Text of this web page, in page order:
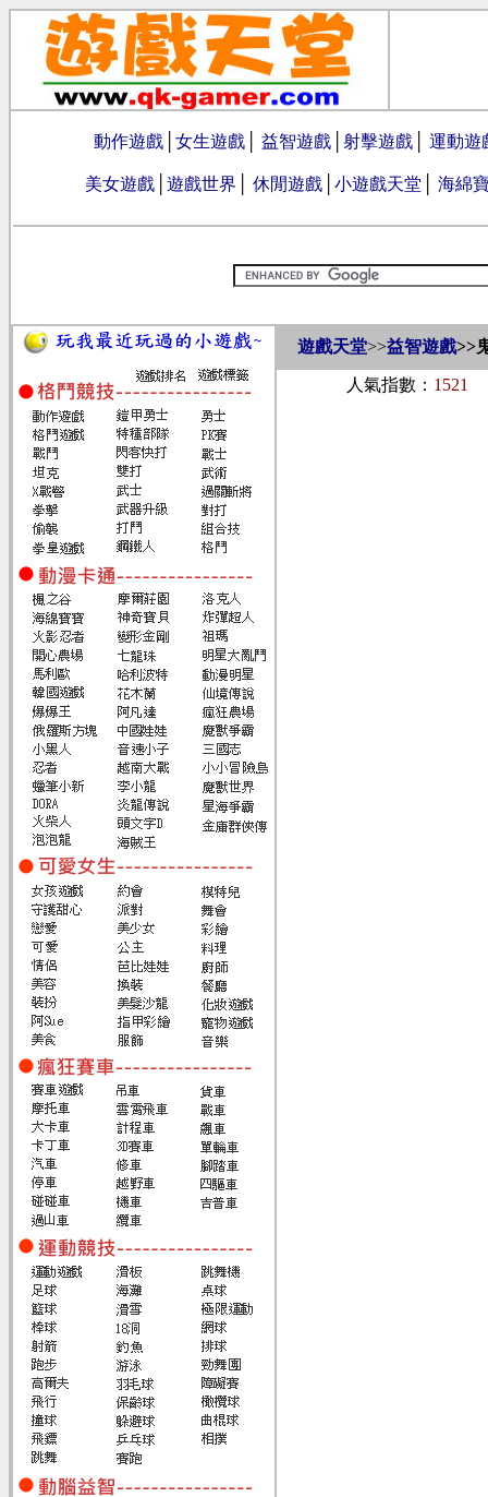
動作遊戲 女生遊戲 益智遊戲 射擊遊戲 運動遊
美女遊戲 遊戲世界 休閒遊戲 小遊戲天堂 海綿
遊戲天堂>>益智遊戲>>
人氣指數： 1521